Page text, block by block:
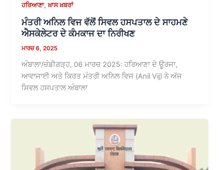
ਹਰਿਆਣਾ,ਖ਼ਾਸ ਖ਼ਬਰਾਂ
ਮੰਤਰੀ ਅਨਿਲ ਵਿਜ ਵੱਲੋਂ ਸਿਵਲ ਹਸਪਤਾਲ ਦੇ ਸਾਹਮਣੇ
ਐਸਕੇਲੇਟਰ ਦੇ ਕੰਮਕਾਜ ਦਾ ਨਿਰੀਖਣ
ਮਾਰਚ 6, 2025
ਅੰਬਾਲਾ/ਚੰਡੀਗੜ੍ਹ, 06 ਮਾਰਚ 2025: ਹਰਿਆਣਾ ਦੇ ਊਰਜਾ,
ਆਵਾਜਾਈ ਅਤੇ ਕਿਰਤ ਮੰਤਰੀ ਅਨਿਲ ਵਿਜ (Anil Vij) ਨੇ ਅੱਜ
ਸਿਵਲ ਹਸਪਤਾਲ ਅੰਬਾਲਾ